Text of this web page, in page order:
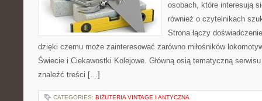
osobach, które interesują
również o czytelnikach
Strona łączy
dzięki czemu może zainteresować zarówno miłośników
Świecie i Ciekawostki Kolejowe. Główną osią tematyczną
znaleźć treści […]
CATEGORIES: BIŻUTERIA VINTAGE I ANTYCZNA